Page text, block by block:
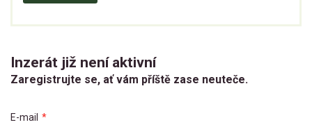
Inzerát již není aktivní
Zaregistrujte se, ať vám příště zase neuteče.
E-mail *